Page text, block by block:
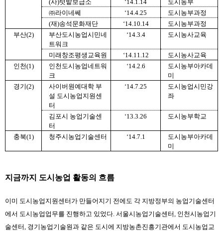
(사)텃밭보급소 ‘14.1.14
도시농부
㈜라이네쎄
‘14.4.25
도시농부과정
(재)송석문화재단
‘14.10.14
도시농부과정
부산(2)
부산도시농업시민네
트워크
‘14.3.4 도시농사교육
미래창조평생교육원 ‘14.11.12
도시농사교육
인천(1)
인천도시농업네트워
크
‘14.2.6
도시농부아카데
미
경기(2)
사이버원예대학 부
설 도시농업지원센
터
‘14.7.25
도시농업시민강
좌
김포시 농업기술센
터
‘13.3.26 도시농부학교
충북(1) 청주시농업기술센터 ‘14.7.1
도시농부아카데
미
지금까지 도시농업 활동의 흐름
이미 도시농업지원센터가 만들어지기 전에도 각 지방정부의 농업기술센터
에서 도시농업업무를 진행하고 있었다. 서울시농업기술센터, 인천시농업기
술센터, 경기농업기술원과 같은 도시에 지방농촌진흥기관에서 도시농업교